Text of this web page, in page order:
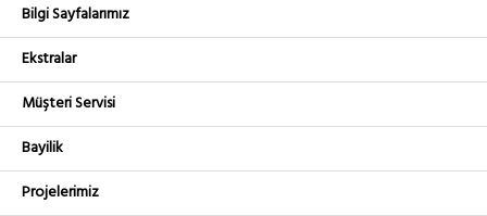
Bilgi Sayfalarımız
Ekstralar
Müşteri Servisi
Bayilik
Projelerimiz